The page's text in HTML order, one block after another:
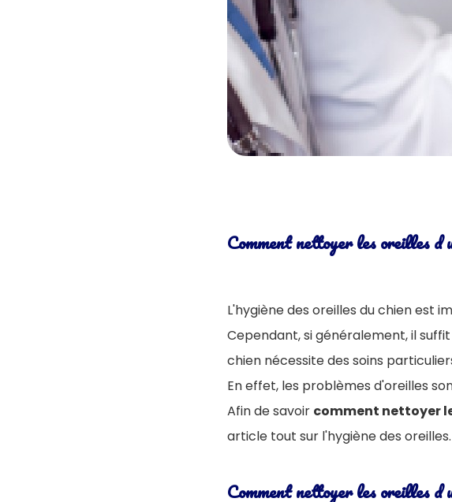
Comment nettoyer les oreilles d
L'hygiène des oreilles du chien est
Cependant, si généralement, il
chien nécessite des soins
En effet, les problèmes d'oreilles
Afin de savoir comment nettoyer
article tout sur l'hygiène des oreilles.
Comment nettoyer les oreilles